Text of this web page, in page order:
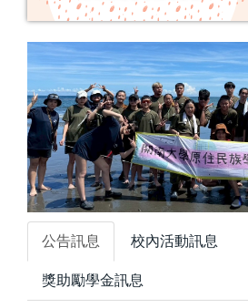
公告訊息 校內活動訊息
獎助勵學金訊息